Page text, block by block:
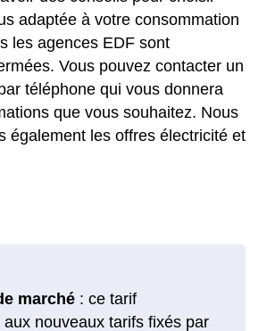
adaptée à votre consommation
les agences EDF sont
Vous pouvez contacter un
téléphone qui vous donnera
que vous souhaitez. Nous
également les offres électricité et
marché: ce tarif
nouveaux tarifs fixés par